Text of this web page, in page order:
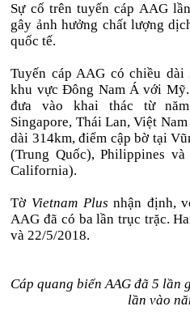
Sự cố trên tuyến cáp AAG
gây ảnh hưởng chất lượng
quốc tế.
Tuyến cáp AAG có chiều
khu vực Đông Nam Á với Mỹ.
đưa vào khai thác từ
Singapore, Thái Lan, Việt
dài 314km, điểm cập bờ tại
(Trung Quốc), Philippines
California).
Tờ Vietnam Plus nhận định,
AAG đã có ba lần trục trặc.
và 22/5/2018.
Cáp quang biển AAG đã 5 lần
lần vào